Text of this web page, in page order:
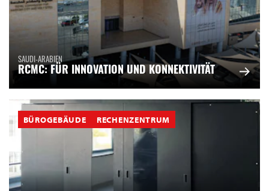
SAUDI-ARABIEN
RCMC: FÜR INNOVATION UND KONNEKTIVITÄT
BÜROGEBÄUDE RECHENZENTRUM